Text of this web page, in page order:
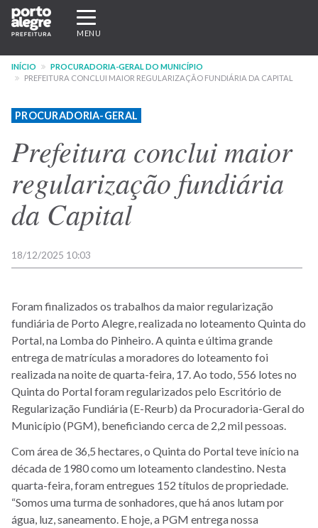
Pular
para
conteúdo
principal
Expandir/recolher
navegação
MENU
INÍCIO
PROCURADORIA-GERAL DO MUNICÍPIO
PREFEITURA CONCLUI MAIOR REGULARIZAÇÃO FUNDIÁRIA DA CAPITAL
PROCURADORIA-GERAL
Prefeitura conclui maior
regularização fundiária
da Capital
18/12/2025 10:03
Foram finalizados os trabalhos da maior regularização
fundiária de Porto Alegre, realizada no loteamento Quinta do
Portal, na Lomba do Pinheiro. A quinta e última grande
entrega de matrículas a moradores do loteamento foi
realizada na noite de quarta-feira, 17. Ao todo, 556 lotes no
Quinta do Portal foram regularizados pelo Escritório de
Regularização Fundiária (E-Reurb) da Procuradoria-Geral do
Município (PGM), beneficiando cerca de 2,2 mil pessoas.
Com área de 36,5 hectares, o Quinta do Portal teve início na
década de 1980 como um loteamento clandestino. Nesta
quarta-feira, foram entregues 152 títulos de propriedade.
“Somos uma turma de sonhadores, que há anos lutam por
água, luz, saneamento. E hoje, a PGM entrega nossa